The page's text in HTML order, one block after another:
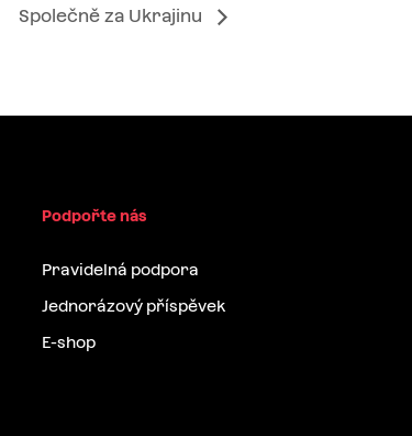
Společně za Ukrajinu
Podpořte nás
Pravidelná podpora
Jednorázový příspěvek
E-shop